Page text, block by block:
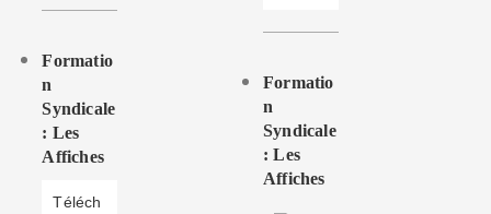
Formatio
N
Syndicale
: Les
Affiches
Téléch
Formatio
N
Syndicale
: Les
Affiches